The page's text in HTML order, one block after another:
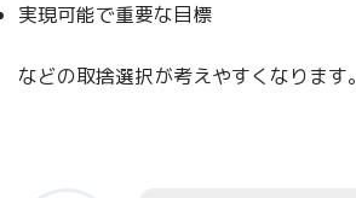
実現可能で重要な目標
などの取捨選択が考えやすくなります。